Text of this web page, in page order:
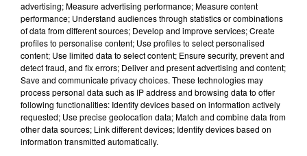
valeur le patrimoine régional.
PROGRAMME
Démonstration de Highline du 4 au 10 juillet toute la
journée Dans le ciel
Exposition photo "Les marcheurs du ciel" 4 au 10 juillet
de 13h à 19h30 Chapelle Sainte Catherine
Village d'animation samedi 9 et dimanche 10
juillet Jardin de ville
advertising; Measure advertising performance; Measure content
performance; Understand audiences through statistics or combinations
of data from different sources; Develop and improve services; Create
profiles to personalise content; Use profiles to select personalised
content; Use limited data to select content; Ensure security, prevent and
detect fraud, and fix errors; Deliver and present advertising and content;
Save and communicate privacy choices. These technologies may
process personal data such as IP address and browsing data to offer
following functionalities: Identify devices based on information actively
requested; Use precise geolocation data; Match and combine data from
other data sources; Link different devices; Identify devices based on
information transmitted automatically.